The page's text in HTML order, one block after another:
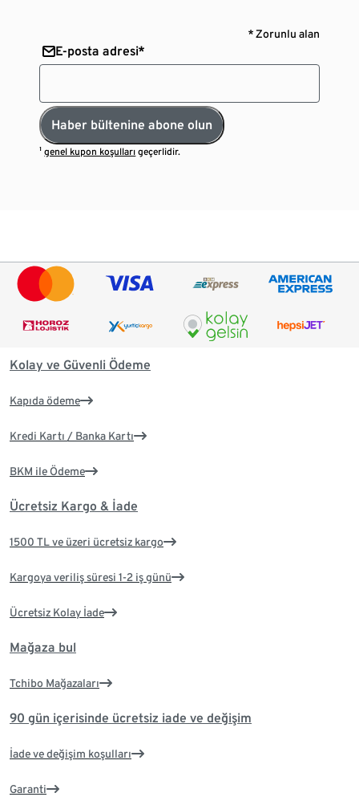
* Zorunlu alan
E-posta adresi*
Haber bültenine abone olun
¹genel kupon koşulları geçerlidir.
Kolay ve Güvenli Ödeme
Kapıda ödeme
Kredi Kartı / Banka Kartı
BKM ile Ödeme
Ücretsiz Kargo & İade
1500 TL ve üzeri ücretsiz kargo
Kargoya veriliş süresi 1-2 iş günü
Ücretsiz Kolay İade
Mağaza bul
Tchibo Mağazaları
90 gün içerisinde ücretsiz iade ve değişim
İade ve değişim koşulları
Garanti